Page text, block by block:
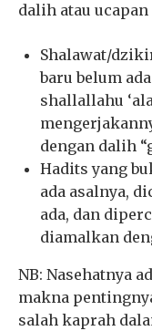
dalih atau ucapan
Shalawat/
baru belum
shallallahu
dengan dalih
Hadits yang
ada asalnya,
ada, dan
diamalkan
NB: Nasehatnya
makna
salah kaprah